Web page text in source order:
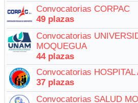
Convocatorias CORPAC
49 plazas
Convocatorias
MOQUEGUA
44 plazas
Convocatorias HOSPITAL
37 plazas
Convocatorias SALUD